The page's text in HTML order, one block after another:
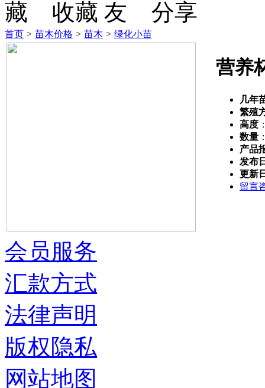
收藏 分享
首页 > 苗木价格 > 苗木 > 绿化小苗
营养
几年
繁殖
高度
数量
产品
发布
更新
留言
会员服务
汇款方式
法律声明
版权隐私
网站地图